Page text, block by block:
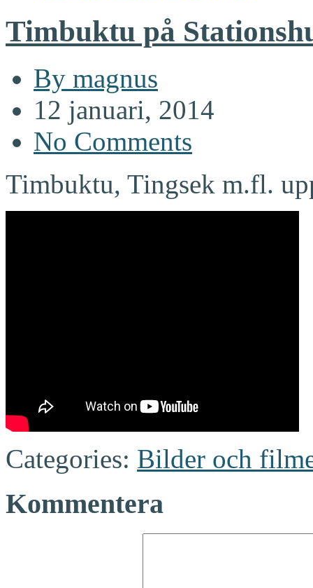
Timbuktu på
By magnus
12 januari, 2014
No Comments
Timbuktu, Tingsek m.fl.
Categories: Bilder och
Kommentera